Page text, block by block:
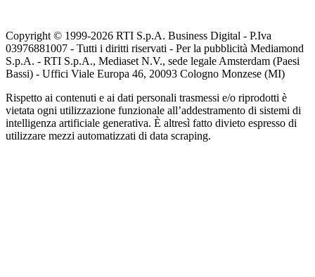
Copyright © 1999-2026 RTI S.p.A. Business Digital - P.Iva
03976881007 - Tutti i diritti riservati - Per la pubblicità Mediamond
S.p.A. - RTI S.p.A., Mediaset N.V., sede legale Amsterdam (Paesi
Bassi) - Uffici Viale Europa 46, 20093 Cologno Monzese (MI)
Rispetto ai contenuti e ai dati personali trasmessi e/o riprodotti è
vietata ogni utilizzazione funzionale all’addestramento di sistemi di
intelligenza artificiale generativa. È altresì fatto divieto espresso di
utilizzare mezzi automatizzati di data scraping.